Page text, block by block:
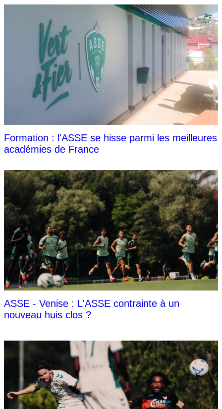
Formation : l'ASSE se hisse parmi les meilleures
académies de France
ASSE - Venise : L'ASSE contrainte à un
nouveau huis clos ?